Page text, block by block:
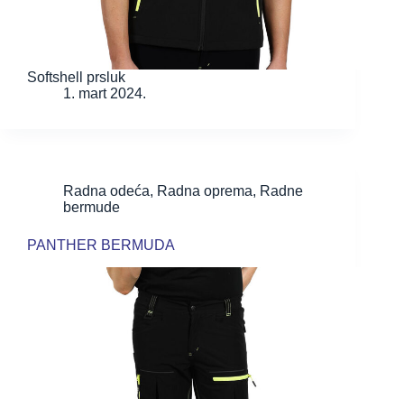
Softshell prsluk
1. mart 2024.
Radna odeća, Radna oprema, Radne
bermude
PANTHER BERMUDA